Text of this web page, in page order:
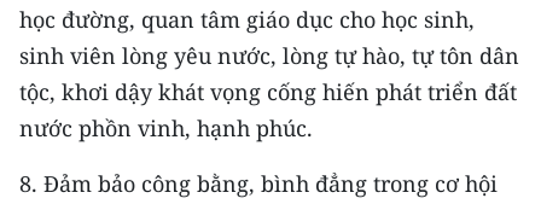
học đường, quan tâm giáo dục cho học sinh,
sinh viên lòng yêu nước, lòng tự hào, tự tôn dân
tộc, khơi dậy khát vọng cống hiến phát triển đất
nước phồn vinh, hạnh phúc.
8. Đảm bảo công bằng, bình đẳng trong cơ hội